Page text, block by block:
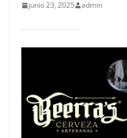
junio 23, 2025 admin